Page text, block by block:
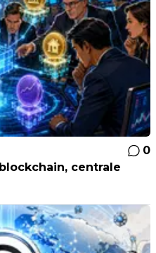
0
centrale